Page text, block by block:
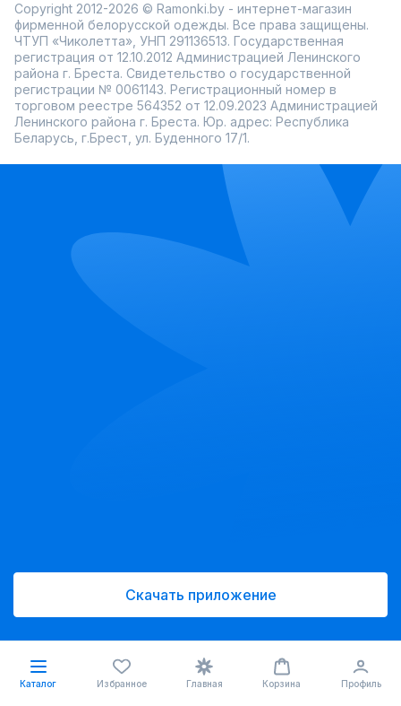
Copyright 2012-2026 © Ramonki.by - интернет-магазин
фирменной белорусской одежды. Все права защищены.
ЧТУП «Чиколетта», УНП 291136513. Государственная
регистрация от 12.10.2012 Администрацией Ленинского
района г. Бреста. Свидетельство о государственной
регистрации № 0061143. Регистрационный номер в
торговом реестре 564352 от 12.09.2023 Администрацией
Ленинского района г. Бреста. Юр. адрес: Республика
Беларусь, г.Брест, ул. Буденного 17/1.
Скачать приложение
Каталог Избранное Главная Корзина Профиль